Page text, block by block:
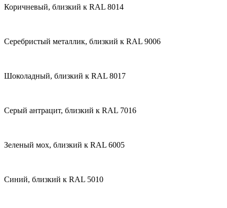
Коричневый, близкий к RAL 8014
Серебристый металлик, близкий к RAL 9006
Шоколадный, близкий к RAL 8017
Серый антрацит, близкий к RAL 7016
Зеленый мох, близкий к RAL 6005
Синий, близкий к RAL 5010